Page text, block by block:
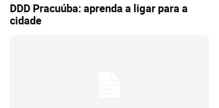
DDD Pracuúba: aprenda a ligar para a
cidade